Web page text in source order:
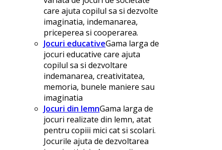
care ajuta copilul sa si dezvolte
imaginatia, indemanarea,
priceperea si cooperarea.
Jocuri educativeGama larga de
jocuri educative care ajuta
copilul sa si dezvoltare
indemanarea, creativitatea,
memoria, bunele maniere sau
imaginatia
Jocuri din lemnGama larga de
jocuri realizate din lemn, atat
pentru copiii mici cat si scolari.
Jocurile ajuta de dezvoltarea